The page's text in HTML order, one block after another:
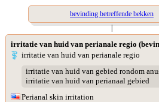
bevinding betreffende bekken
|
irritatie van huid van perianale regio
irritatie van huid van perianale regio
irritatie van huid van gebied rondom
irritatie van huid van perianaal gebied
Perianal skin irritation